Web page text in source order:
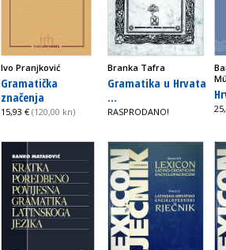
Ivo Pranjković
Gramatička
značenja
15,93 € (120,00 kn)
Branka Tafra
Gramatika u Hrvata
...
RASPRODANO!